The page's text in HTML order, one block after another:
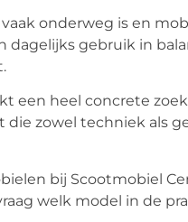
onderweg is en
gebruik in
een heel concrete
die zowel techniek als
bij Scootmobiel
welk model in de